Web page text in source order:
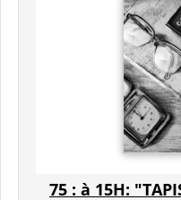
75 : à 15H: